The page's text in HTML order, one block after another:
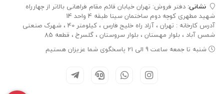
نشانی: دفتر فروش: تهران خیابان قائم مقام فراهانی بالاتر از چهارراه
شهید مطهری کوچه دوم ساختمان سینا طبقه 4 واحد 14
آدرس کارخانه : تهران ، آزاد راه خلیج فارس ، کیلومتر 40 ، شهرک صنعتی
شمس آباد ، بلوار مهستان ، بلوار سروستان ، گلسرخ ، قطعه 85
شنبه تا جمعه ساعت 9 الی 21 پاسخگوی شما عزیزان هستیم